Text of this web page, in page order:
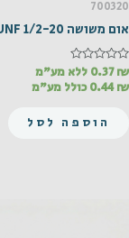
700320
אום משושה UNF 1/2-20 פלדה
דורג
מתוך
0.37₪
ללא מע"מ
0.44₪ כולל מע"מ
הוספה לסל